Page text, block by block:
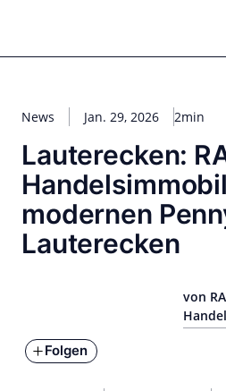
springen
News Jan. 29, 2026 2min
Lauterecken:
modernen
Lauterecken
von
Folgen